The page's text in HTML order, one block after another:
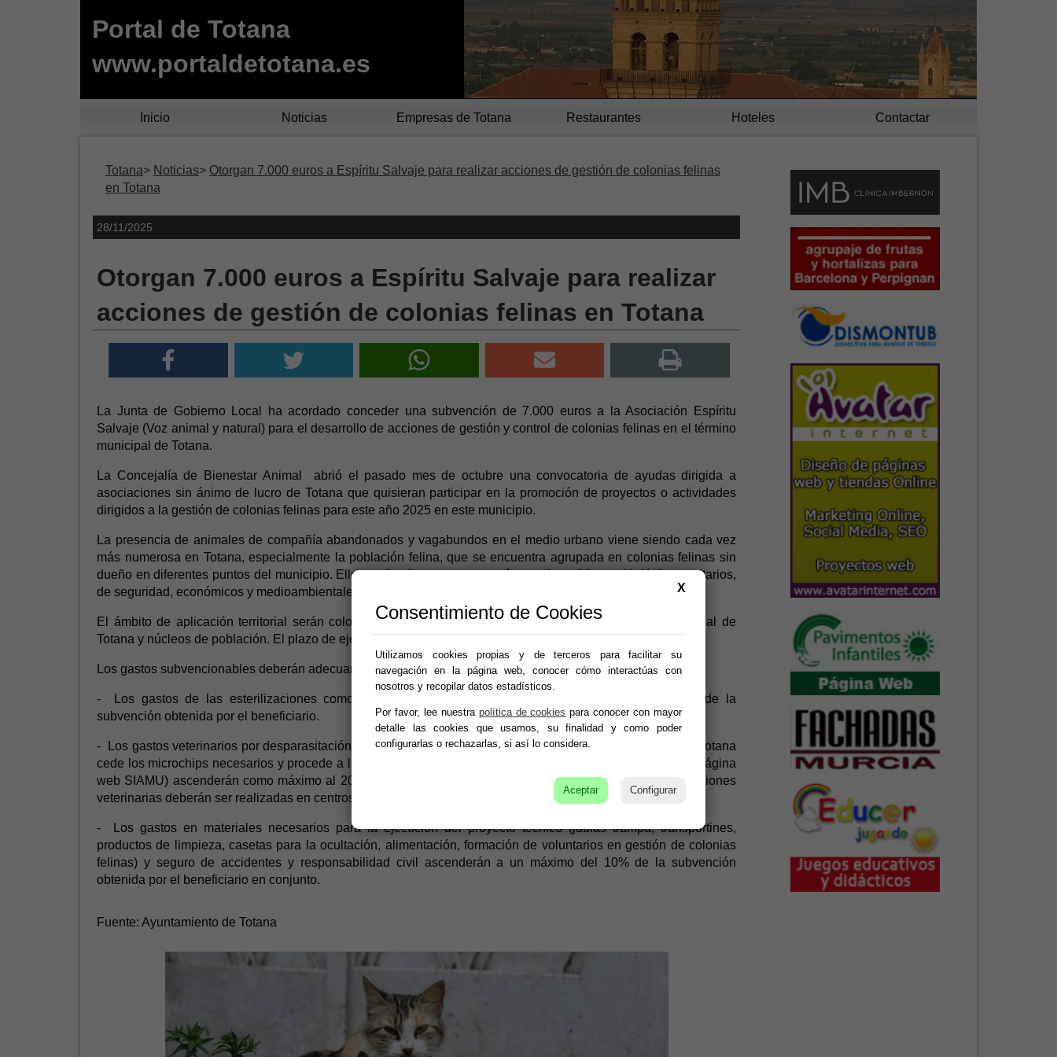
Portal de Totana
www.portaldetotana.es
Inicio Noticias Empresas de Totana Restaurantes Hoteles Contactar
Totana Noticias
Otorgan 7.000 euros a Espíritu Salvaje para realizar acciones de gestión de colonias felinas
en Totana
28/11/2025
Otorgan 7.000 euros a Espíritu Salvaje para realizar
acciones de gestión de colonias felinas en Totana
La Junta de Gobierno Local ha acordado conceder una subvención de 7.000 euros a la Asociación Espíritu
Salvaje (Voz animal y natural) para el desarrollo de acciones de gestión y control de colonias felinas en el término
municipal de Totana.
La Concejalía de Bienestar Animal abrió el pasado mes de octubre una convocatoria de ayudas dirigida a
asociaciones sin ánimo de lucro de Totana que quisieran participar en la promoción de proyectos o actividades
dirigidos a la gestión de colonias felinas para este año 2025 en este municipio.
La presencia de animales de compañía abandonados y vagabundos en el medio urbano viene siendo cada vez
más numerosa en Totana, especialmente la población felina, que se encuentra agrupada en colonias felinas sin
dueño en diferentes puntos del municipio. Ello puede plantear un gran número de problemas higiénico-sanitarios,
de seguridad, económicos y medioambientales que se deben de atender.
El ámbito de aplicación territorial serán colonias felinas situadas en el casco urbano del término municipal de
Totana y núcleos de población. El plazo de ejecución será hasta 31 de marzo de 2026.
Los gastos subvencionables deberán adecuarse a los siguientes límites por conceptos:
- Los gastos de las esterilizaciones como concepto único podrán ascender como máximo al 70 % de la
subvención obtenida por el beneficiario.
- Los gastos veterinarios por desparasitación, vacunación, e identificación electrónica (el Ayuntamiento de Totana
cede los microchips necesarios y procede a la introducción de los datos de los animales identificados a la página
web SIAMU) ascenderán como máximo al 20% de la subvención obtenida por el beneficiario. Estas actuaciones
veterinarias deberán ser realizadas en centros sanitarios veterinarios autorizados.
- Los gastos en materiales necesarios para la ejecución del proyecto técnico (jaulas trampa, transportines,
productos de limpieza, casetas para la ocultación, alimentación, formación de voluntarios en gestión de colonias
felinas) y seguro de accidentes y responsabilidad civil ascenderán a un máximo del 10% de la subvención
obtenida por el beneficiario en conjunto.
Fuente: Ayuntamiento de Totana
X
Consentimiento de Cookies
Utilizamos cookies propias y de terceros para facilitar su
navegación en la página web, conocer cómo interactúas con
nosotros y recopilar datos estadísticos.
Por favor, lee nuestra política de cookies para conocer con mayor
detalle las cookies que usamos, su finalidad y como poder
configurarlas o rechazarlas, si así lo considera.
Aceptar Configurar